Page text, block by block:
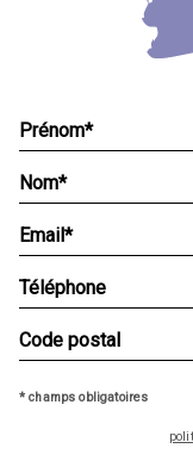
* champs obligatoires